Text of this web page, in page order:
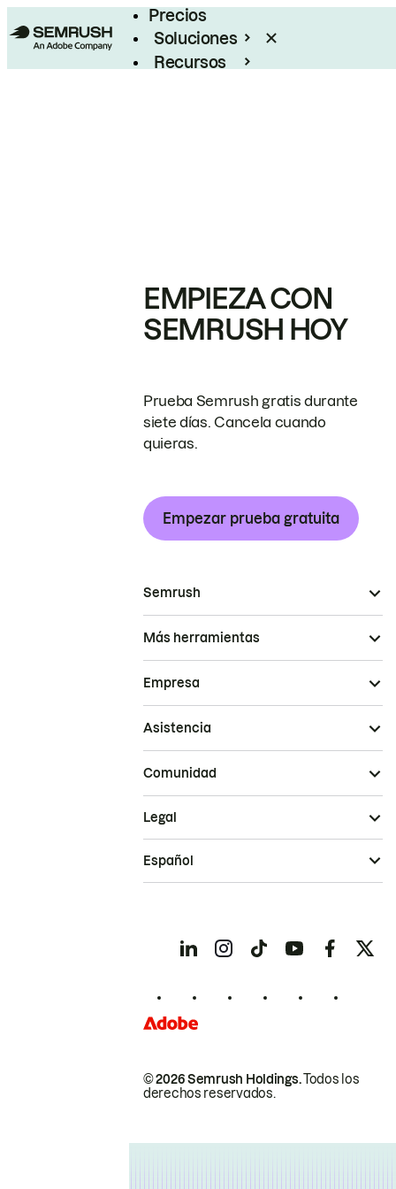
Precios
Soluciones
Recursos
EMPIEZA CON
SEMRUSH HOY
Prueba Semrush gratis durante
siete días. Cancela cuando
quieras.
Empezar prueba gratuita
Semrush
Más herramientas
Empresa
Asistencia
Comunidad
© 2026 Semrush Holdings.Todos los
derechos reservados.
Legal
Español